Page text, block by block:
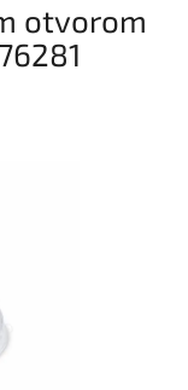
otvorom